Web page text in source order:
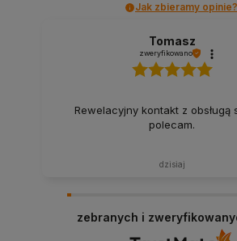
Jak zbieramy opinie?
Tomasz
zweryfikowano
Rewelacyjny kontakt z obsługą
polecam.
dzisiaj
zebranych i